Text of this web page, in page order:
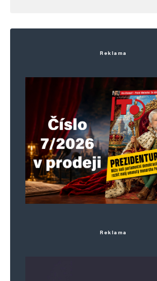
Webová
Uložit do prohlížeče jméno, e-mail a webovou
komentáře.
Informujte mě o nových komentářích e-mailem.
Informujte mě o nových příspěvcích e-mailem.
Reklama
Reklama